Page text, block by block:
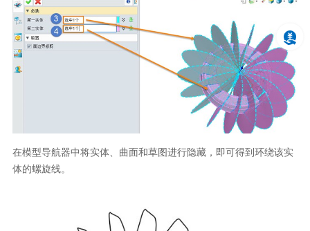
在模型导航器中将实体、曲面和草图进行隐藏，即可得到环绕该实
体的螺旋线。